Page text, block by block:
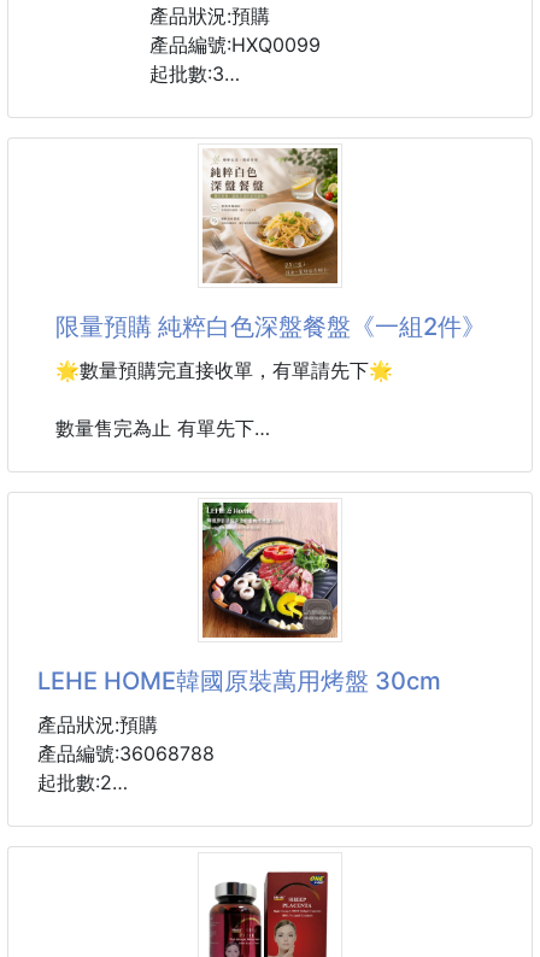
#QUEENSENSE #大理石萬能烤盤 #烤盤 #廚房用品
產品狀況:預購
產品編號:HXQ0099
起批數:3
限量預購 純粹白色深盤餐盤《一組2件》
🌟數量預購完直接收單，有單請先下🌟
數量售完為止 有單先下
每天的餐桌不一定要華麗
一只質感餐盤就能讓簡單料理瞬間提升儀式感
🤍純粹白色深盤餐盤
不論是義大利麵、沙拉、燉飯、早餐或甜點
都能自然襯托食材色澤
讓每一道料理看起來更加美味🥰
▌純粹白色，百搭耐看
簡約白色設計，不受風格限制
無論日系、北歐、奶油風或木質居家都能完美融入
▌剛剛好的深度設計
LEHE HOME韓國原裝萬用烤盤 30cm
產品狀況:預購
產品編號:36068788
起批數:2